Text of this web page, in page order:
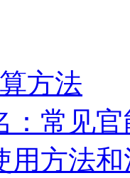
方法
：常见
用方法